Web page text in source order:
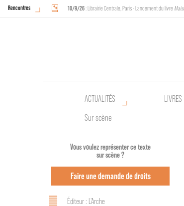
Rencontres 10/9/26: Librairie Centrale, Paris - Lancement du livre
: Halles de Schaerbeek, Bruxelles -
ACTUALITÉS LIVRES
Sur scène
Vous voulez représenter ce texte
sur scène ?
Faire une demande de droits
Éditeur : L'Arche